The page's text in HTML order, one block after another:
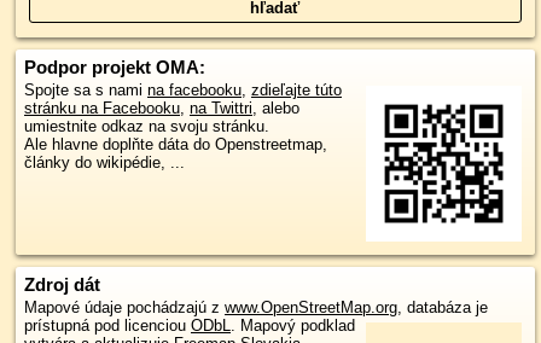
Podpor projekt OMA:
Spojte sa s nami na facebooku, zdieľajte túto
stránku na Facebooku, na Twittri, alebo
umiestnite odkaz na svoju stránku.
Ale hlavne doplňte dáta do Openstreetmap,
články do wikipédie, ...
Zdroj dát
Mapové údaje pochádzajú z www.OpenStreetMap.org, databáza je
prístupná pod licenciou ODbL. Mapový podklad